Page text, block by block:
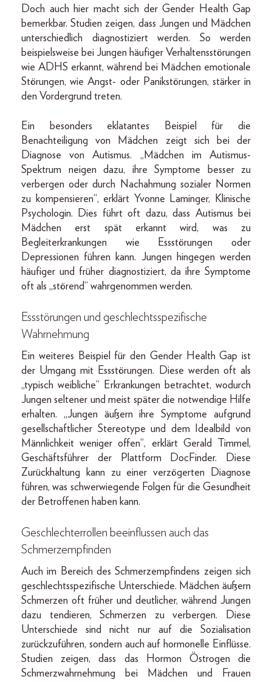
Doch auch hier macht sich der Gender Health Gap
bemerkbar. Studien zeigen, dass Jungen und Mädchen
unterschiedlich diagnostiziert werden. So werden
beispielsweise bei Jungen häufiger Verhaltensstörungen
wie ADHS erkannt, während bei Mädchen emotionale
Störungen, wie Angst- oder Panikstörungen, stärker in
den Vordergrund treten.
Ein besonders eklatantes Beispiel für die
Benachteiligung von Mädchen zeigt sich bei der
Diagnose von Autismus. „Mädchen im Autismus-
Spektrum neigen dazu, ihre Symptome besser zu
verbergen oder durch Nachahmung sozialer Normen
zu kompensieren“, erklärt Yvonne Laminger, Klinische
Psychologin. Dies führt oft dazu, dass Autismus bei
Mädchen erst spät erkannt wird, was zu
Begleiterkrankungen wie Essstörungen oder
Depressionen führen kann. Jungen hingegen werden
häufiger und früher diagnostiziert, da ihre Symptome
oft als „störend“ wahrgenommen werden.
Essstörungen und geschlechtsspezifische
Wahrnehmung
Ein weiteres Beispiel für den Gender Health Gap ist
der Umgang mit Essstörungen. Diese werden oft als
„typisch weibliche“ Erkrankungen betrachtet, wodurch
Jungen seltener und meist später die notwendige Hilfe
erhalten. „Jungen äußern ihre Symptome aufgrund
gesellschaftlicher Stereotype und dem Idealbild von
Männlichkeit weniger offen“, erklärt Gerald Timmel,
Geschäftsführer der Plattform DocFinder. Diese
Zurückhaltung kann zu einer verzögerten Diagnose
führen, was schwerwiegende Folgen für die Gesundheit
der Betroffenen haben kann.
Geschlechterrollen beeinflussen auch das
Schmerzempfinden
Auch im Bereich des Schmerzempfindens zeigen sich
geschlechtsspezifische Unterschiede. Mädchen äußern
Schmerzen oft früher und deutlicher, während Jungen
dazu tendieren, Schmerzen zu verbergen. Diese
Unterschiede sind nicht nur auf die Sozialisation
zurückzuführen, sondern auch auf hormonelle Einflüsse.
Studien zeigen, dass das Hormon Östrogen die
Schmerzwahrnehmung bei Mädchen und Frauen